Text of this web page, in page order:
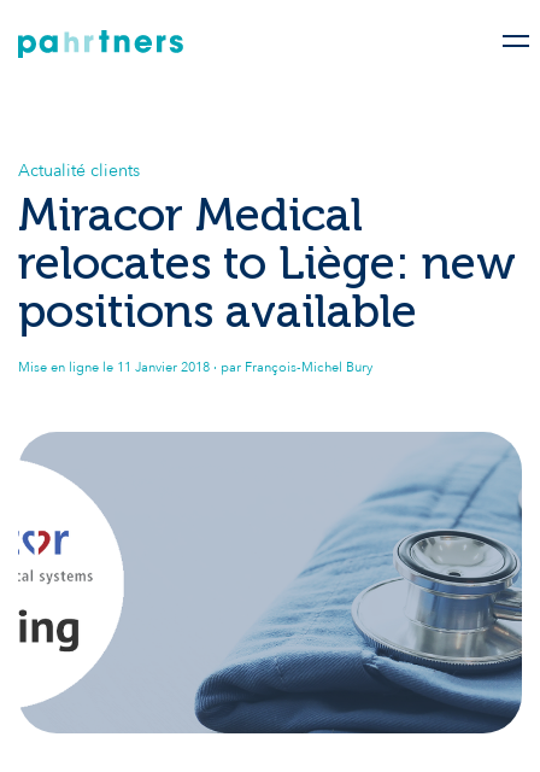
Actualité clients
Miracor Medical
relocates to Liège: new
positions available
Mise en ligne le 11 Janvier 2018 · par François-Michel Bury